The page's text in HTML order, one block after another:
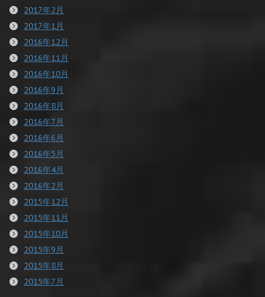
2017年2月
2017年1月
2016年12月
2016年11月
2016年10月
2016年9月
2016年8月
2016年7月
2016年6月
2016年5月
2016年4月
2016年2月
2015年12月
2015年11月
2015年10月
2015年9月
2015年8月
2015年7月